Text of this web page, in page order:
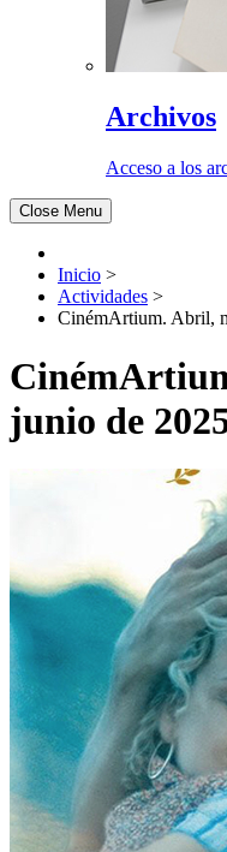
Archivos
Acceso a los
Close Menu
Inicio >
Actividades >
CinémArtium. Abril,
junio de